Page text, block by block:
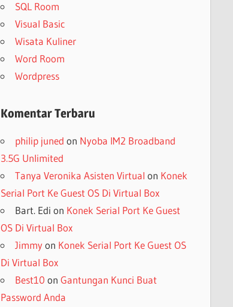
SQL Room
Visual Basic
Wisata Kuliner
Word Room
Wordpress
Komentar Terbaru
philip juned on Nyoba IM2 Broadband
3.5G Unlimited
Tanya Veronika Asisten Virtual on Konek
Serial Port Ke Guest OS Di Virtual Box
Bart. Edi on Konek Serial Port Ke Guest
OS Di Virtual Box
Jimmyon Konek Serial Port Ke Guest OS
Di Virtual Box
Best10 on Gantungan Kunci Buat
Password Anda